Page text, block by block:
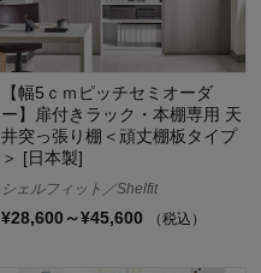
【幅5ｃｍピッチセミオーダ
ー】扉付きラック・本棚専用 天
井突っ張り棚＜頑丈棚板タイプ
＞ [日本製]
シェルフィット／Shelfit
¥28,600～¥45,600 （税込）